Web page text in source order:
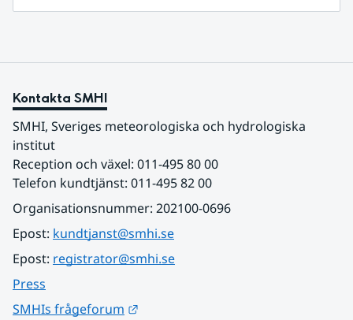
Kontakta SMHI
SMHI, Sveriges meteorologiska och hydrologiska
institut
Reception och växel: 011-495 80 00
Telefon kundtjänst: 011-495 82 00
Organisationsnummer: 202100-0696
Epost: kundtjanst@smhi.se
Epost: registrator@smhi.se
Press
SMHIs frågeforum